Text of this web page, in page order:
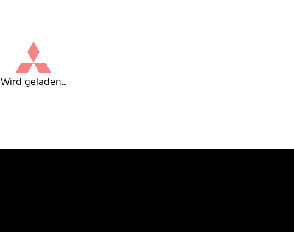
Wird geladen…